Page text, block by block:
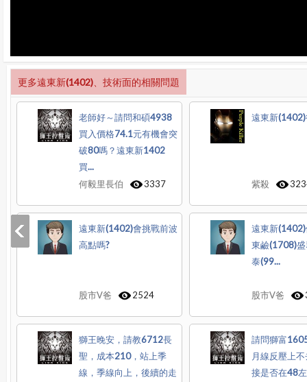
更多遠東新(1402)、技術面的相關問題
老師好～請問和碩4938
買入價格74.1元有機會突
破80嗎？遠東新1402
買...
何毅里長伯
3337
遠東新
紫殺
遠東新(1402)會挑戰前波
高點嗎?
股市V爸 2524
遠東新
東鹼(1708)
泰(99...
股市V爸
獅王晚安，請教6712長
聖，成本210，站上季
線，季線向上，後續的走
請問獅富
月線反壓上
接是否在48